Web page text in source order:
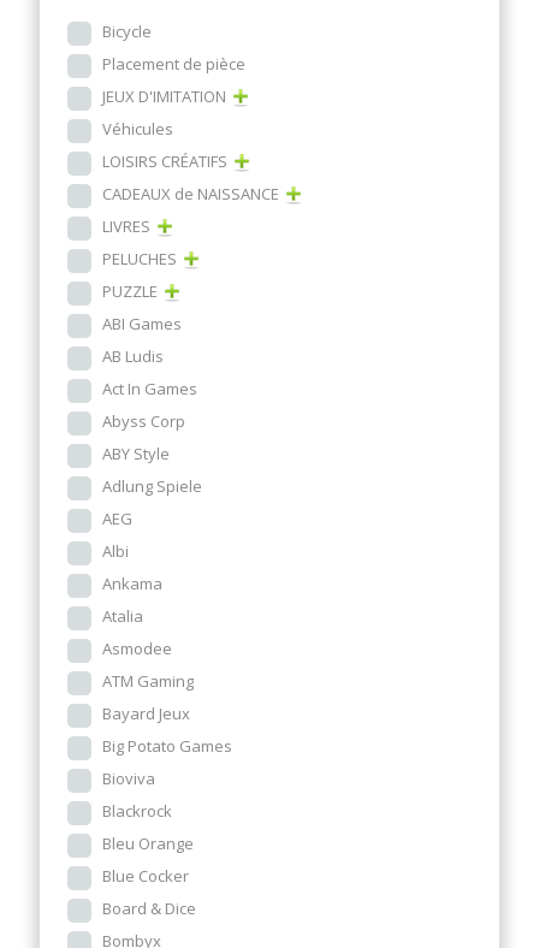
Bicycle
Placement de pièce
JEUX D'IMITATION
Véhicules
LOISIRS CRÉATIFS
CADEAUX de NAISSANCE
LIVRES
PELUCHES
PUZZLE
ABI Games
AB Ludis
Act In Games
Abyss Corp
ABY Style
Adlung Spiele
AEG
Albi
Ankama
Atalia
Asmodee
ATM Gaming
Bayard Jeux
Big Potato Games
Bioviva
Blackrock
Bleu Orange
Blue Cocker
Board & Dice
Bombyx